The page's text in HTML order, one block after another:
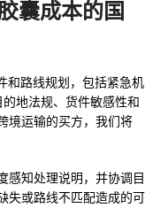
囊成本的国
和路线规划，包括紧急机
地法规、货件敏感性和
境运输的买方，我们将
感知处理说明，并协调目
失或路线不匹配造成的可